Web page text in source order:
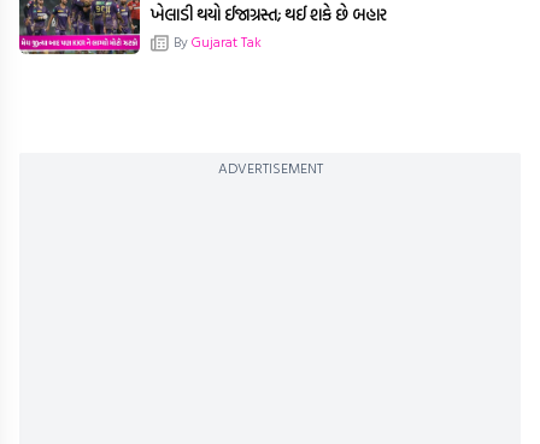
ખેલાડી થયો ઈજાગ્રસ્ત; થઈ શકે છે બહાર
ByGujarat Tak
ADVERTISEMENT